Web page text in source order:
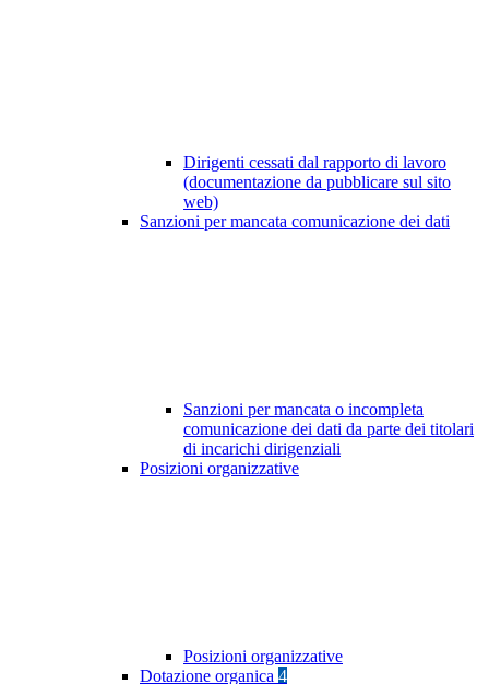
Dirigenti cessati dal rapporto di lavoro
(documentazione da pubblicare sul sito
web)
Sanzioni per mancata comunicazione dei dati
Sanzioni per mancata o incompleta
comunicazione dei dati da parte dei titolari
di incarichi dirigenziali
Posizioni organizzative
Posizioni organizzative
Dotazione organica 4